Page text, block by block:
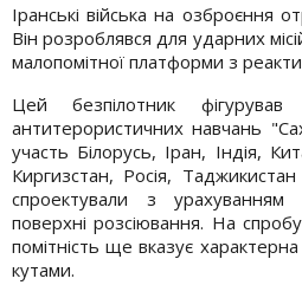
Іранські війська на озброєння
Він розроблявся для ударних
малопомітної платформи з
Цей безпілотник
антитерористичних навчань
участь Білорусь, Іран, Індія,
Киргизстан, Росія,
спроектували з
поверхні розсіювання. На
помітність ще вказує
кутами.